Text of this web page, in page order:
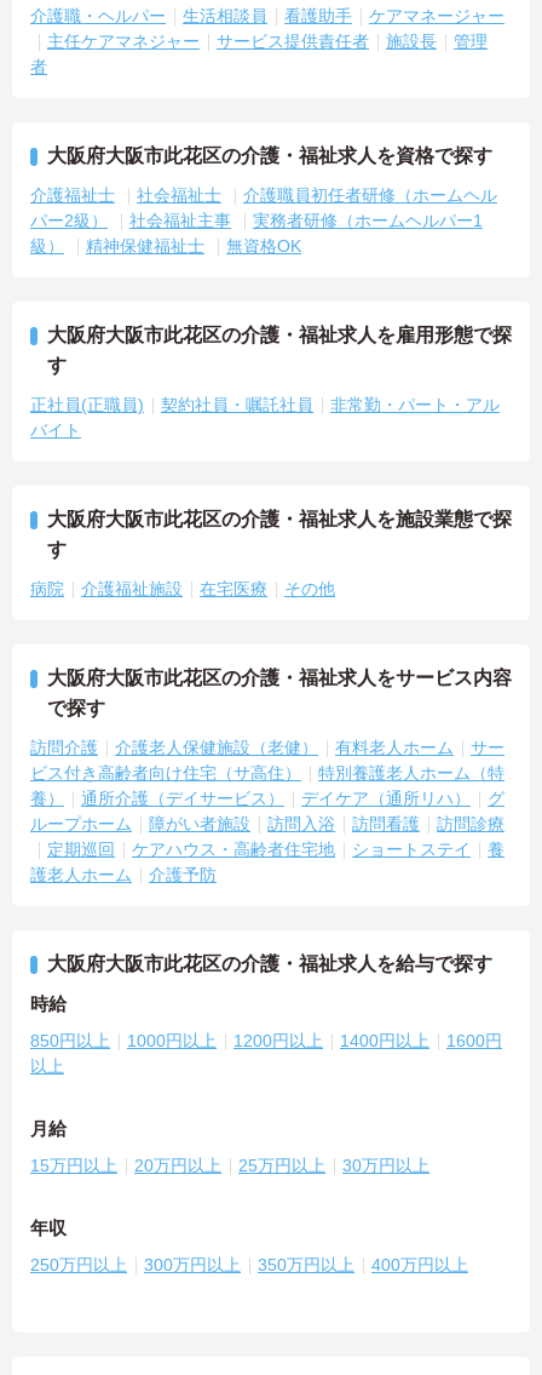
介護職・ヘルパー 生活相談員 看護助手
ケアマネージャー
主任ケアマネジャー
サービス提供責任者 施設長
管理
者
大阪府大阪市此花区の介護・福祉求人を資格で探す
介護福祉士 社会福祉士
介護職員初任者研修（ホームヘル
パー2級）
社会福祉主事
実務者研修（ホームヘルパー1
級）
精神保健福祉士 無資格OK
大阪府大阪市此花区の介護・福祉求人を雇用形態で探
す
正社員(正職員) 契約社員・嘱託社員
非常勤・パート・アル
バイト
大阪府大阪市此花区の介護・福祉求人を施設業態で探
す
病院 介護福祉施設 在宅医療 その他
大阪府大阪市此花区の介護・福祉求人をサービス内容
で探す
訪問介護 介護老人保健施設（老健） 有料老人ホーム
サー
ビス付き高齢者向け住宅（サ高住）
特別養護老人ホーム（特
養）
通所介護（デイサービス） デイケア（通所リハ）
グ
ループホーム
障がい者施設 訪問入浴 訪問看護
訪問診療
定期巡回
ケアハウス・高齢者住宅地 ショートステイ
養
護老人ホーム
介護予防
大阪府大阪市此花区の介護・福祉求人を給与で探す
時給
850円以上 1000円以上 1200円以上 1400円以上
1600円
以上
月給
15万円以上 20万円以上 25万円以上 30万円以上
年収
250万円以上 300万円以上 350万円以上 400万円以上